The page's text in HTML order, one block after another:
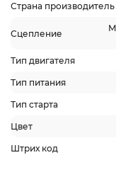
Страна производитель
Сцепление
Тип двигателя
Тип питания
Тип старта
Цвет
Штрих код